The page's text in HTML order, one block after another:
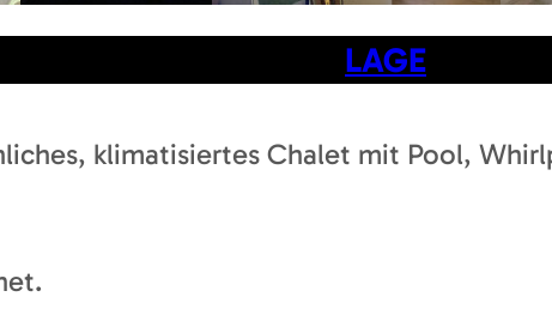
LAGE
klimatisiertes Chalet mit Pool,